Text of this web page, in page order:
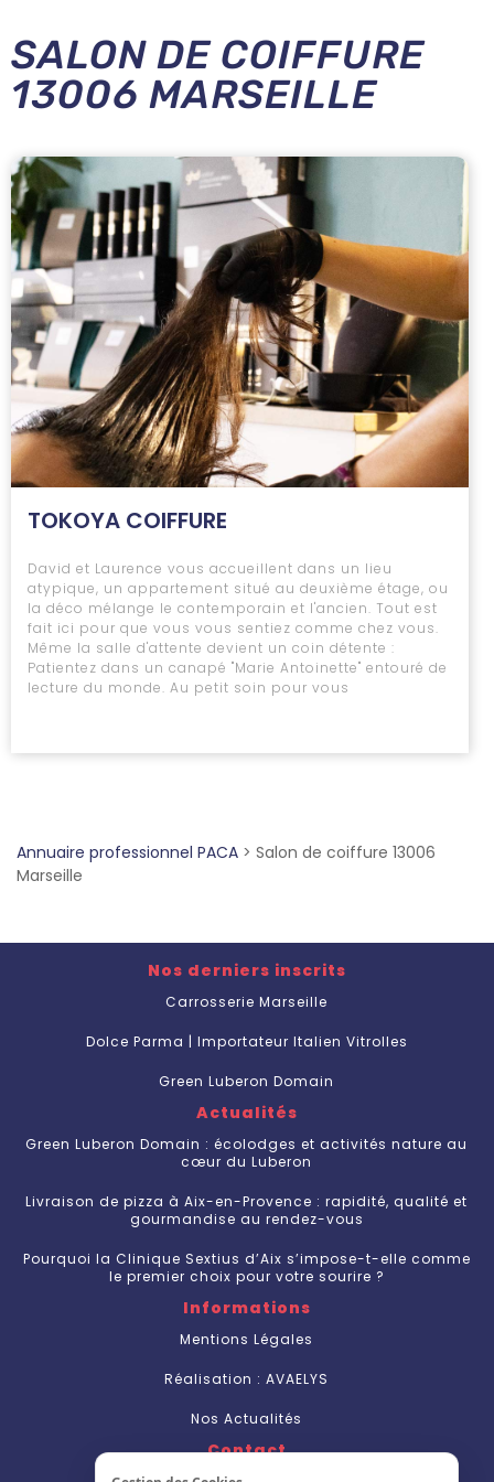
SALON DE COIFFURE
13006 MARSEILLE
TOKOYA COIFFURE
David et Laurence vous accueillent dans un lieu
atypique, un appartement situé au deuxième étage, ou
la déco mélange le contemporain et l'ancien. Tout est
fait ici pour que vous vous sentiez comme chez vous.
Même la salle d'attente devient un coin détente :
Patientez dans un canapé "Marie Antoinette" entouré de
lecture du monde. Au petit soin pour vous
Annuaire professionnel PACA > Salon de coiffure 13006
Marseille
Nos derniers inscrits
Carrosserie Marseille
Dolce Parma | Importateur Italien Vitrolles
Green Luberon Domain
Actualités
Green Luberon Domain : écolodges et activités nature au
cœur du Luberon
Livraison de pizza à Aix-en-Provence : rapidité, qualité et
gourmandise au rendez-vous
Pourquoi la Clinique Sextius d’Aix s’impose-t-elle comme
le premier choix pour votre sourire ?
Informations
Mentions Légales
Réalisation : AVAELYS
Nos Actualités
Contact